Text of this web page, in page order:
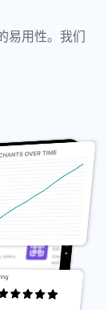
易用性。我们